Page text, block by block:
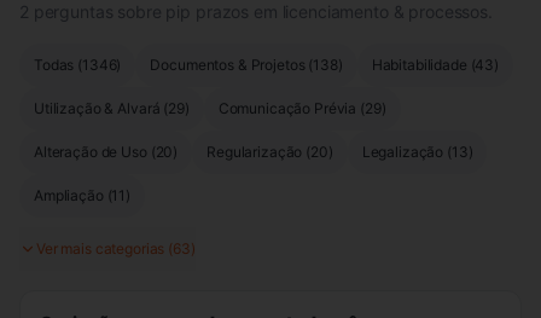
2 perguntas sobre pip prazos em licenciamento & processos.
Todas (1346) Documentos & Projetos (138) Habitabilidade (43)
Utilização & Alvará (29) Comunicação Prévia (29)
Alteração de Uso (20) Regularização (20) Legalização (13)
Ampliação (11 )
Ver mais categorias (63)